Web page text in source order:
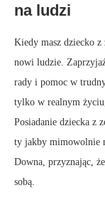
na ludzi
Kiedy masz dziecko z
nowi ludzie.
rady i pomoc w
tylko w realnym
Posiadanie dziecka z
ty jakby mimowolnie
Downa, przyznając,
sobą.